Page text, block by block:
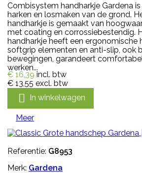
Combisystem handharkje Gardena
harken en losmaken van de grond.
handharkje is gemaakt van
met coating en corrossiebestendig.
handharkje heeft een ergonomische
softgrip elementen en anti-slip, ook
bewegingen, garandeert
werken...
€ 16,39 incl. btw
€ 13,55 excl. btw
 In winkelwagen
Meer
Referentie: G8953
Merk: Gardena